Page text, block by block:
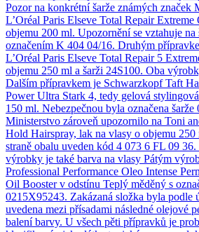
Pozor na konkrétní šarže známých
L’Oréal Paris Elseve Total Repair
objemu 200 ml. Upozornění se vztahuje
označením K 404 04/16. Druhým
L’Oréal Paris Elseve Total Repair 5
objemu 250 ml a šarži 24S100. Oba
Dalším přípravkem je Schwarzkopf Taft
Power Ultra Stark 4, tedy gelová
150 ml. Nebezpečnou byla označena šarže
Ministerstvo zároveň upozornilo na Toni
Hold Hairspray, lak na vlasy o objemu 250
straně obalu uveden kód 4 073 6 FL 09
výrobky je také barva na vlasy Pátým
Professional Performance Oleo Intense
Oil Booster v odstínu Teplý měděný s
0215X95243. Zakázaná složka byla podle
uvedena mezi přísadami následné olejové
balení barvy. U všech pěti přípravků je